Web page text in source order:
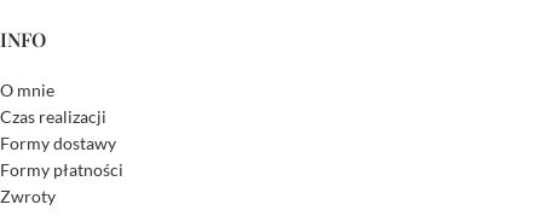
INFO
O mnie
Czas realizacji
Formy dostawy
Formy płatności
Zwroty